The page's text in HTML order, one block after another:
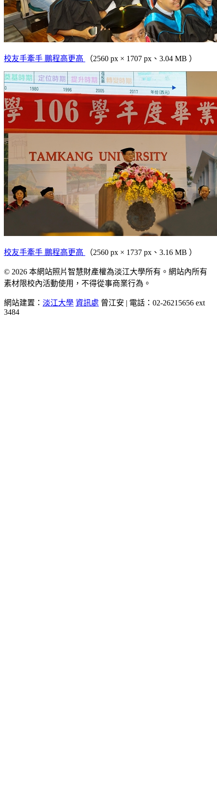
校友手牽手 鵬程高更高 （2560 px × 1707 px、3.04 MB ）
校友手牽手 鵬程高更高 （2560 px × 1737 px、3.16 MB ）
© 2026 本網站照片智慧財產權為淡江大學所有。網站內所有
素材限校內活動使用，不得從事商業行為。
網站建置： 淡江大學 資訊處 曾江安 | 電話：02-26215656 ext
3484